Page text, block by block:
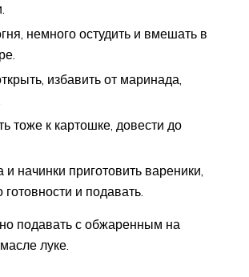
немного остудить и вмешать в
избавить от маринада,
тоже к картошке, довести до
и начинки приготовить вареники,
готовности и подавать.
подавать с обжаренным на
луке.